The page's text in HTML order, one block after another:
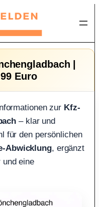
|
Euro
zur Kfz-
– klar und
für den persönlichen
Abwicklung, ergänzt
und eine